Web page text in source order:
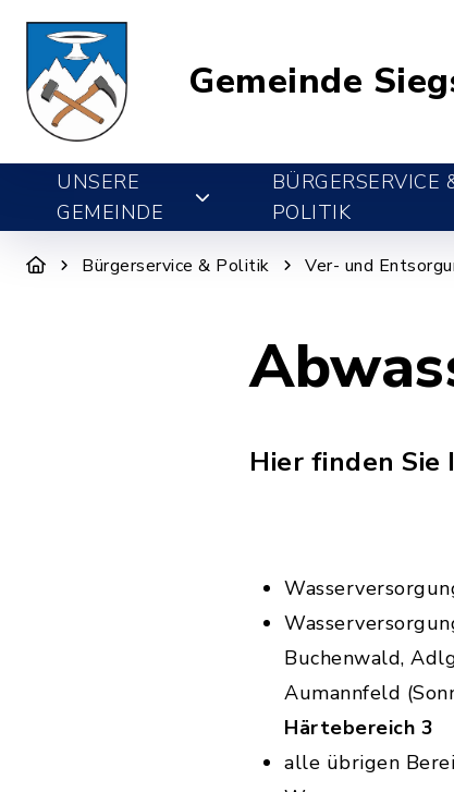
Gemeinde
UNSERE
GEMEINDE
BÜRGERSERVICE
POLITIK
Bürgerservice & Politik Ver- und
Hier finden Sie
Buchenwald,
Aumannfeld
Härtebereich 3
alle übrigen